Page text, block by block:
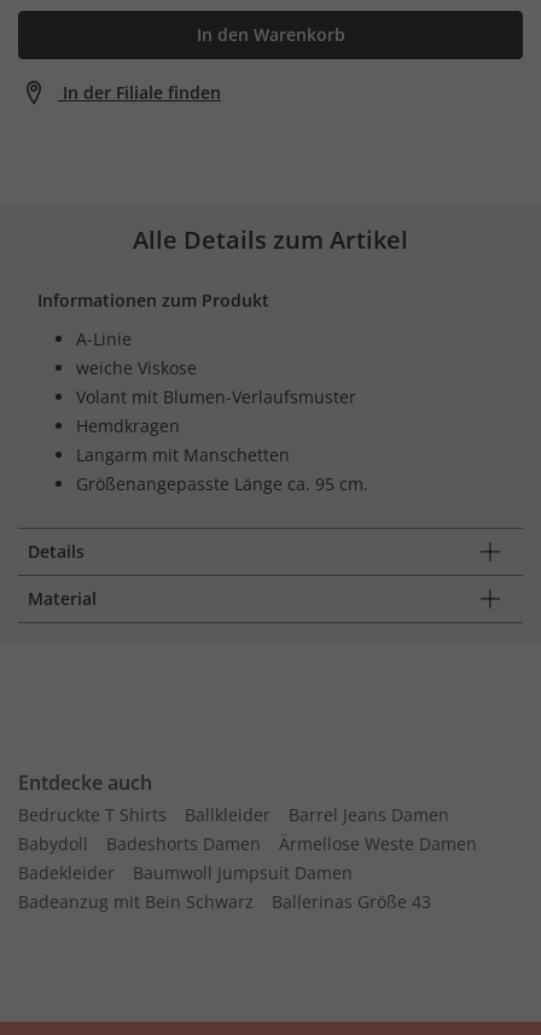
In den Warenkorb
In der Filiale finden
Alle Details zum Artikel
Informationen zum Produkt
A-Linie
weiche Viskose
Volant mit Blumen-Verlaufsmuster
Hemdkragen
Langarm mit Manschetten
Größenangepasste Länge ca. 95 cm.
Details
Material
Entdecke auch
Bedruckte T Shirts Ballkleider
Barrel Jeans Damen
Babydoll
Badeshorts Damen
Ärmellose Weste Damen
Badekleider
Baumwoll Jumpsuit Damen
Badeanzug mit Bein Schwarz
Ballerinas Größe 43